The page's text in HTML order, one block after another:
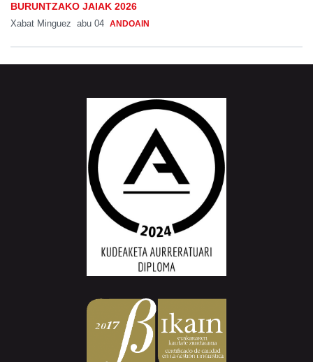
BURUNTZAKO JAIAK 2026
Xabat Minguez abu 04 ANDOAIN